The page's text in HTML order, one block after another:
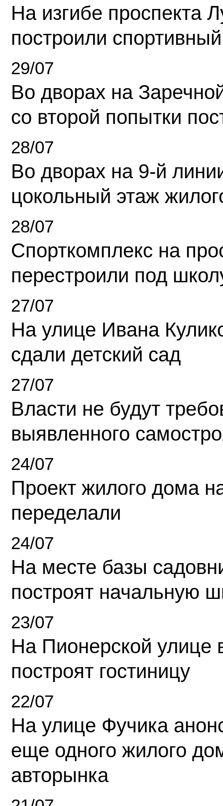
На изгибе проспекта
построили
29/07
Во дворах на
со второй попытки
28/07
Во дворах на 9-й
цокольный этаж
28/07
Спорткомплекс на
перестроили под
27/07
На улице Ивана
сдали детский сад
27/07
Власти не будут
выявленного
24/07
Проект жилого дома
переделали
24/07
На месте базы
построят начальную
23/07
На Пионерской улице
построят гостиницу
22/07
На улице Фучика
еще одного жилого
авторынка